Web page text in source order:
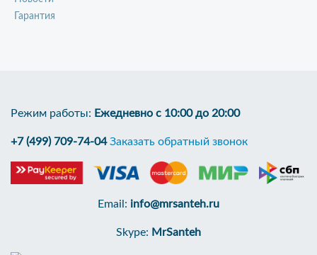
Гарантия
Режим работы: Ежедневно с 10:00 до 20:00
+7 (499) 709-74-04 Заказать обратный звонок
Email: info@mrsanteh.ru
Skype: MrSanteh